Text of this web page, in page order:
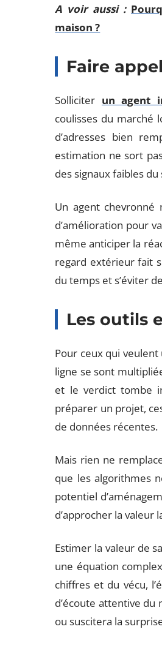
A voir aussi :
maison ?
Faire
Solliciter un agent
coulisses du marché
d’adresses bien
estimation ne sort
des signaux faibles
Un agent
d’amélioration pour
même anticiper la
regard extérieur fait
du temps et s’éviter
Les outils
Pour ceux qui
ligne se sont
et le verdict tombe
préparer un projet,
de données récentes.
Mais rien ne
que les algorithmes
potentiel
d’approcher la valeur
Estimer la valeur de
une équation
chiffres et du vécu,
d’écoute attentive
ou suscitera la